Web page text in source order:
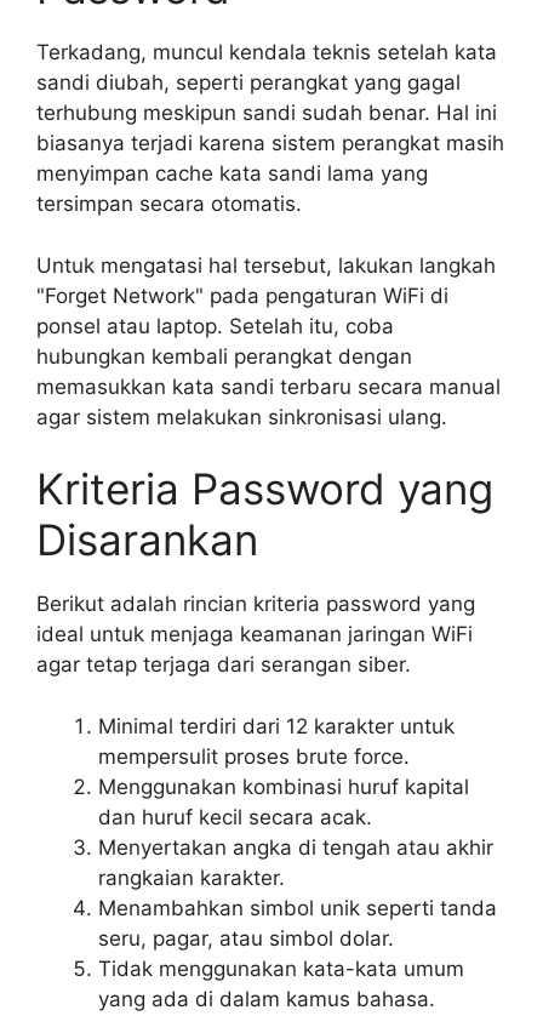
Terkadang, muncul kendala teknis setelah kata
sandi diubah, seperti perangkat yang gagal
terhubung meskipun sandi sudah benar. Hal ini
biasanya terjadi karena sistem perangkat masih
menyimpan cache kata sandi lama yang
tersimpan secara otomatis.
Untuk mengatasi hal tersebut, lakukan langkah
"Forget Network" pada pengaturan WiFi di
ponsel atau laptop. Setelah itu, coba
hubungkan kembali perangkat dengan
memasukkan kata sandi terbaru secara manual
agar sistem melakukan sinkronisasi ulang.
Kriteria Password yang
Disarankan
Berikut adalah rincian kriteria password yang
ideal untuk menjaga keamanan jaringan WiFi
agar tetap terjaga dari serangan siber.
Minimal terdiri dari 12 karakter untuk
mempersulit proses brute force.
Menggunakan kombinasi huruf kapital
dan huruf kecil secara acak.
Menyertakan angka di tengah atau akhir
rangkaian karakter.
Menambahkan simbol unik seperti tanda
seru, pagar, atau simbol dolar.
Tidak menggunakan kata-kata umum
yang ada di dalam kamus bahasa.